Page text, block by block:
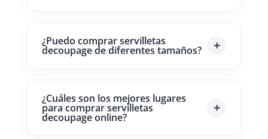
¿Puedo comprar servilletas
decoupage de diferentes tamaños?
¿Cuáles son los mejores lugares
para comprar servilletas
decoupage online?